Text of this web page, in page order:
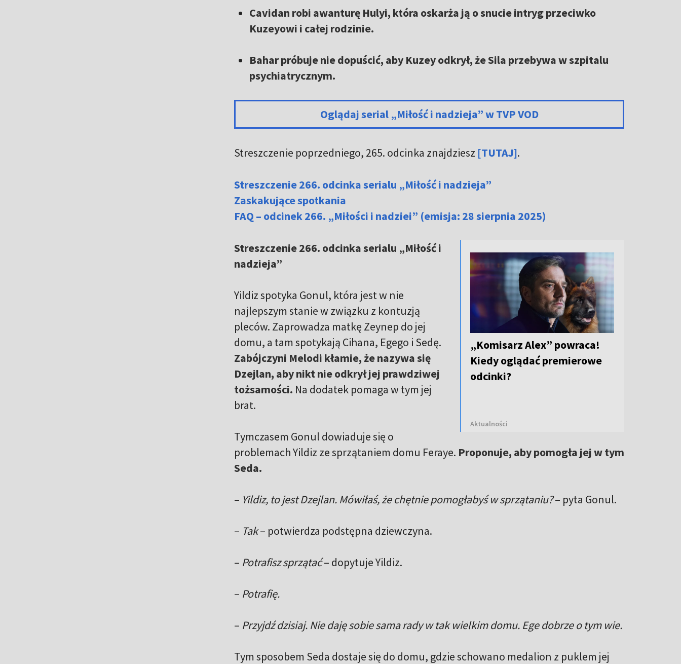
Cavidan robi awanturę Hulyi, która oskarża ją o snucie intryg przeciwko
Kuzeyowi i całej rodzinie.
Bahar próbuje nie dopuścić, aby Kuzey odkrył, że Sila przebywa w szpitalu
psychiatrycznym.
Oglądaj serial „Miłość i nadzieja” w TVP VOD
Streszczenie poprzedniego, 265. odcinka znajdziesz [TUTAJ].
Streszczenie 266. odcinka serialu „Miłość i nadzieja”
Zaskakujące spotkania
FAQ – odcinek 266. „Miłości i nadziei” (emisja: 28 sierpnia 2025)
„Komisarz Alex” powraca!
Kiedy oglądać premierowe
odcinki?
Aktualności
Streszczenie 266. odcinka serialu „Miłość i
nadzieja”
Yildiz spotyka Gonul, która jest w nie
najlepszym stanie w związku z kontuzją
pleców. Zaprowadza matkę Zeynep do jej
domu, a tam spotykają Cihana, Egego i Sedę.
Zabójczyni Melodi kłamie, że nazywa się
Dzejlan, aby nikt nie odkrył jej prawdziwej
tożsamości. Na dodatek pomaga w tym jej
brat.
Tymczasem Gonul dowiaduje się o
problemach Yildiz ze sprzątaniem domu Feraye. Proponuje, aby pomogła jej w tym
Seda.
– Yildiz, to jest Dzejlan. Mówiłaś, że chętnie pomogłabyś w sprzątaniu?– pyta Gonul.
– Tak– potwierdza podstępna dziewczyna.
– Potrafisz sprzątać– dopytuje Yildiz.
– Potrafię.
– Przyjdź dzisiaj. Nie daję sobie sama rady w tak wielkim domu. Ege dobrze o tym wie.
Tym sposobem Seda dostaje się do domu, gdzie schowano medalion z puklem jej